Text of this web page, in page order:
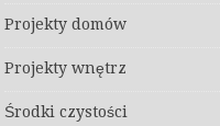
Projekty domów
Projekty wnętrz
Środki czystości